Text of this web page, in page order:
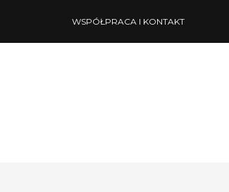
WSPÓŁPRACA I KONTAKT